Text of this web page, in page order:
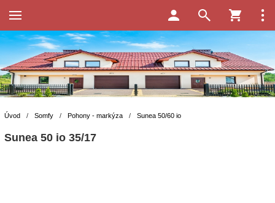
Úvod / Somfy / Pohony - markýza / Sunea 50/60 io
Sunea 50 io 35/17